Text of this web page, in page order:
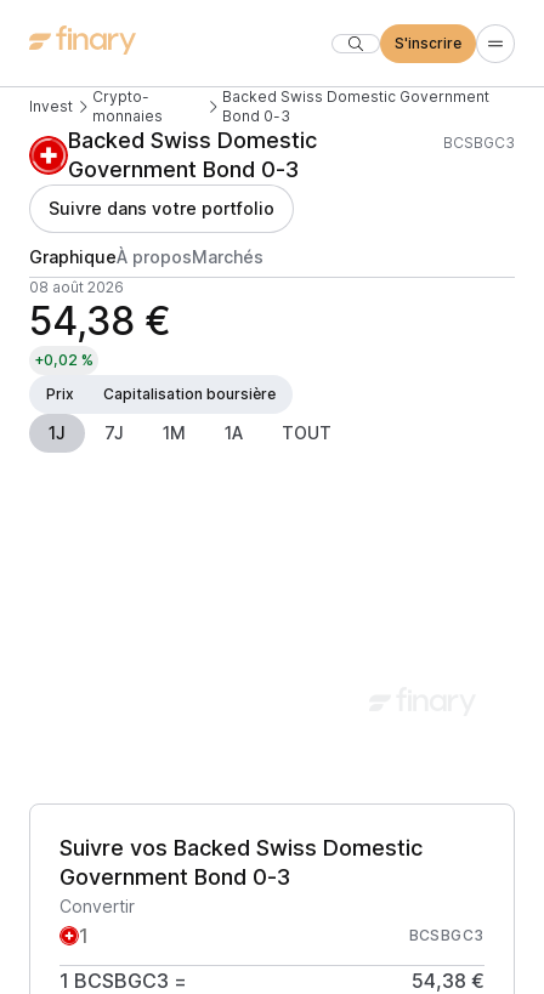
S'inscrire
Invest
Crypto-
monnaies
Backed Swiss Domestic Government
Bond 0-3
Backed Swiss Domestic
Government Bond 0-3
BCSBGC3
Suivre dans votre portfolio
GraphiqueÀ proposMarchés
08 août 2026
54,38 €
+0,02 %
Prix
Capitalisation boursière
1J 7J 1M 1A TOUT
Suivre vos Backed Swiss Domestic
Government Bond 0-3
Convertir
BCSBGC3
1 BCSBGC3 = 54,38 €